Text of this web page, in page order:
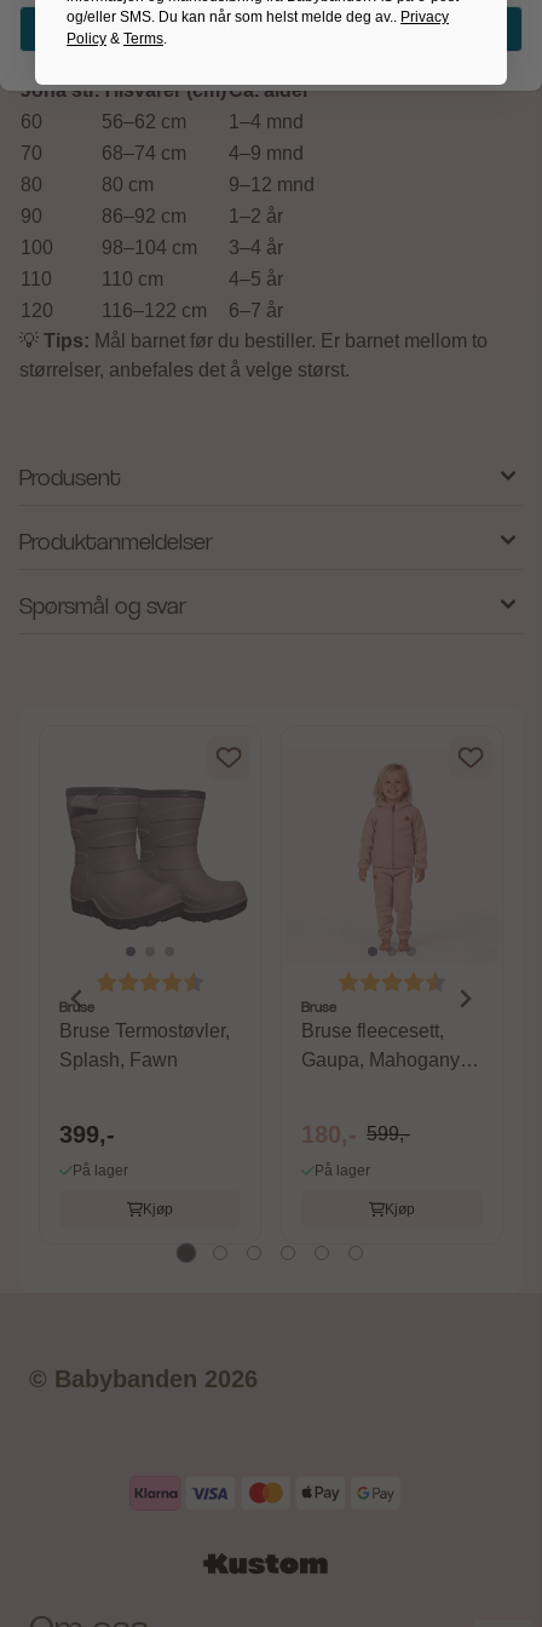
Størrelsesguide Joha
Joha str.Tilsvarer (cm)Ca. alder
60
56–62 cm
1–4 mnd
70
68–74 cm
4–9 mnd
80
80 cm
9–12 mnd
90
86–92 cm
1–2 år
100
98–104 cm
3–4 år
110
110 cm
4–5 år
120
116–122 cm
6–7 år
💡 Tips: Mål barnet før du bestiller. Er barnet mellom to
størrelser, anbefales det å velge størst.
Produsent
Produktanmeldelser
Spørsmål og svar
Karakter:
Bruse
Bruse Termostøvler,
Splash, Fawn
399,-
På lager
Kjøp
Karakter:
Bruse
Bruse fleecesett,
Gaupa, Mahogany
180,- 599,-
På lager
Kjøp
© Babybanden 2026
Bekreft valg
og/eller SMS. Du kan når som helst melde deg av.. Privacy
Policy & Terms.